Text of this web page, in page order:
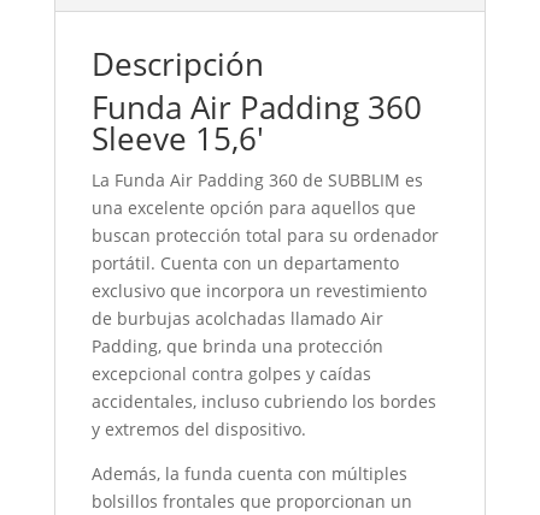
Descripción
Funda Air Padding 360
Sleeve 15,6′
La Funda Air Padding 360 de SUBBLIM es
una excelente opción para aquellos que
buscan protección total para su ordenador
portátil. Cuenta con un departamento
exclusivo que incorpora un revestimiento
de burbujas acolchadas llamado Air
Padding, que brinda una protección
excepcional contra golpes y caídas
accidentales, incluso cubriendo los bordes
y extremos del dispositivo.
Además, la funda cuenta con múltiples
bolsillos frontales que proporcionan un